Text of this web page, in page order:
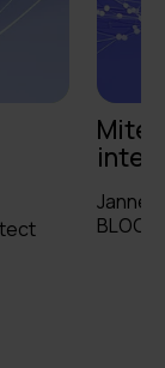
Janne
BLOGI